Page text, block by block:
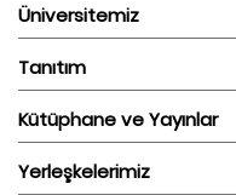
Üniversitemiz
Tanıtım
Kütüphane ve Yayınlar
Yerleşkelerimiz